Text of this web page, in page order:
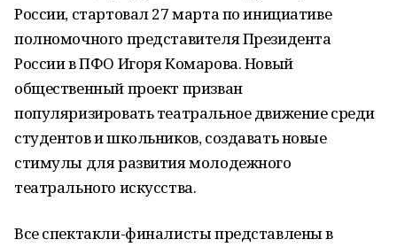
России, стартовал 27 марта по инициативе
полномочного представителя Президента
России в ПФО Игоря Комарова. Новый
общественный проект призван
популяризировать театральное движение среди
студентов и школьников, создавать новые
стимулы для развития молодежного
театрального искусства.
Все спектакли-финалисты представлены в